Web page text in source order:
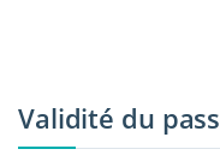
Validité du